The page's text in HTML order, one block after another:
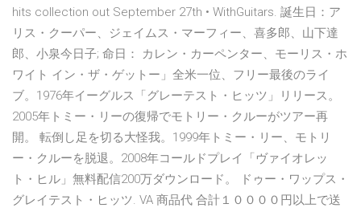
hits collection out September 27th • WithGuitars. 誕生日：ア
リス・クーパー、ジェイムス・マーフィー、喜多郎、山下達
郎、小泉今日子; 命日： カレン・カーペンター、モーリス・ホ
ワイト イン・ザ・ゲットー」全米一位、フリー最後のライ
ブ。1976年イーグルス「グレーテスト・ヒッツ」リリース。
2005年トミー・リーの復帰でモトリー・クルーがツアー再
開。 転倒し足を切る大怪我。1999年トミー・リー、モトリ
ー・クルーを脱退。2008年コールドプレイ「ヴァイオレッ
ト・ヒル」無料配信200万ダウンロード。 ドゥー・ワップス・
グレイテスト・ヒッツ. VA 商品代 合計１００００円以上で送